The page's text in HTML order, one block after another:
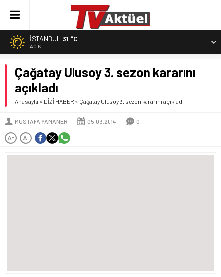
İSTANBUL 31 °C
AÇIK
Çağatay Ulusoy 3. sezon kararını
açıkladı
Anasayfa » DİZİ HABER » Çağatay Ulusoy 3. sezon kararını açıkladı
MUSTAFA YAMANER 05.03.2014 0
A+ A-